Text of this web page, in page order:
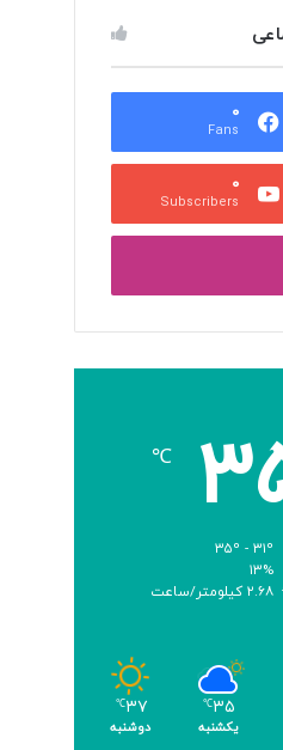
۰
Fans
۰
Subscribers
℃
۱۳%
۲.۶۸ کیلومتر/ساعت
۳۵℃
یکشنبه
۳۷℃
دوشنبه